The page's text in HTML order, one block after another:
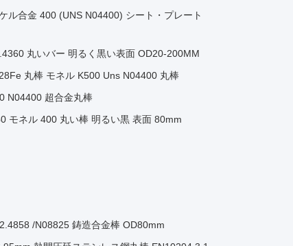
ル合金 400 (UNS N04400) シート・プレート
丸いバー 明るく黒い表面 OD20-200MM
丸棒 モネル K500 Uns N04400 丸棒
N04400 超合金丸棒
モネル 400 丸い棒 明るい黒 表面 80mm
/N08825 鋳造合金棒 OD80mm